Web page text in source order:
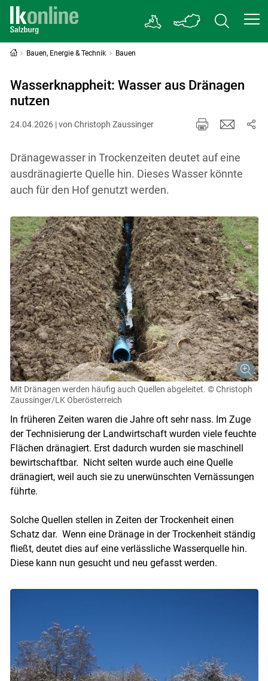
Skip to main content
Bauen, Energie & Technik Bauen
Wasserknappheit: Wasser aus Dränagen
nutzen
24.04.2026 | von Christoph Zaussinger
Dränagewasser in Trockenzeiten deutet auf eine
ausdränagierte Quelle hin. Dieses Wasser könnte
auch für den Hof genutzt werden.
Mit Dränagen werden häufig auch Quellen abgeleitet. © Christoph
Zaussinger/LK Oberösterreich
In früheren Zeiten waren die Jahre oft sehr nass. Im Zuge
der Technisierung der Landwirtschaft wurden viele feuchte
Flächen dränagiert. Erst dadurch wurden sie maschinell
bewirtschaftbar. Nicht selten wurde auch eine Quelle
dränagiert, weil auch sie zu unerwünschten Vernässungen
führte.
Solche Quellen stellen in Zeiten der Trockenheit einen
Schatz dar. Wenn eine Dränage in der Trockenheit ständig
fließt, deutet dies auf eine verlässliche Wasserquelle hin.
Diese kann nun gesucht und neu gefasst werden.